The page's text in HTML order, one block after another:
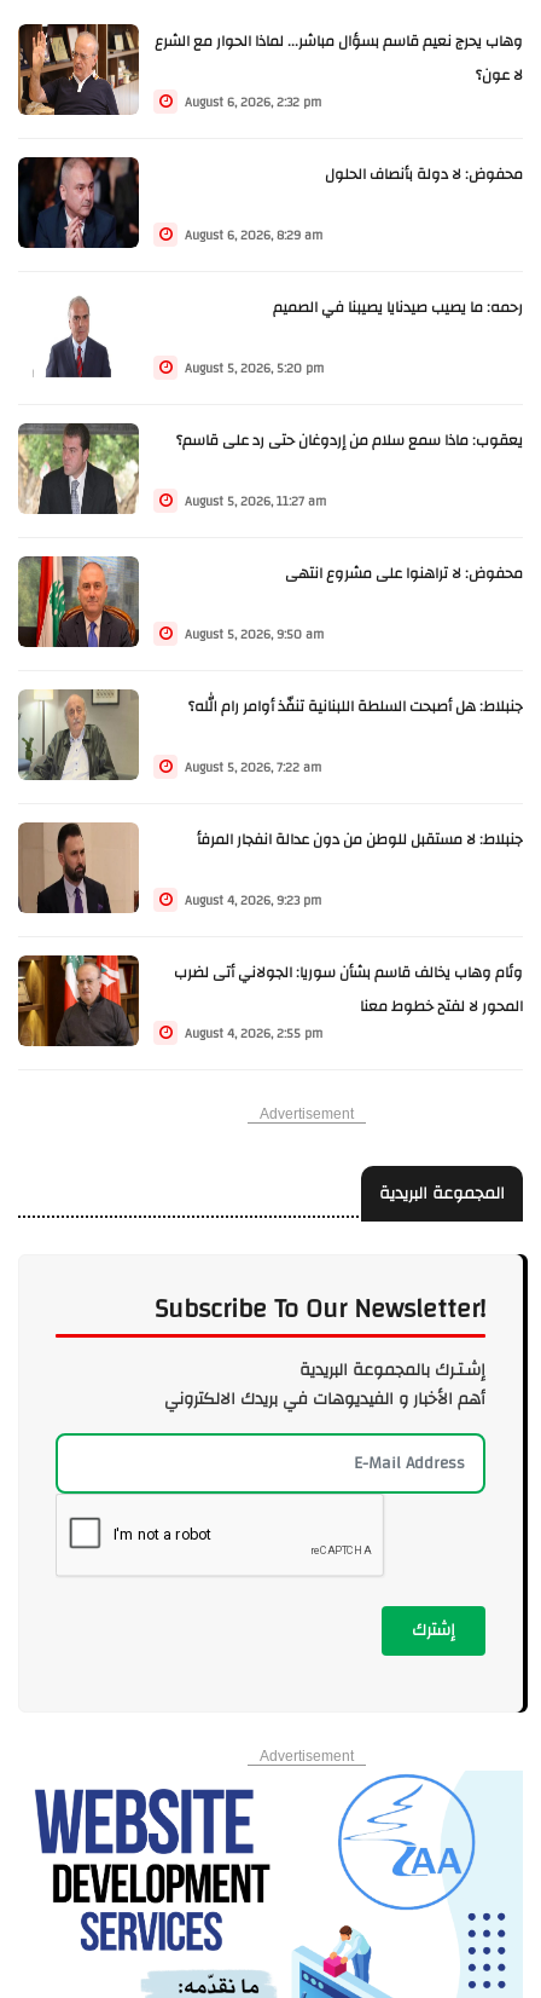
وهاب يحرج نعيم قاسم بسؤال مباشر... لماذا الحوار مع الشرع
لا عون؟
August 6, 2026, 2:32 pm
محفوض: لا دولة بأنصاف الحلول
August 6, 2026, 8:29 am
رحمه: ما يصيب صيدنايا يصيبنا في الصميم
August 5, 2026, 5:20 pm
يعقوب: ماذا سمع سلام من إردوغان حتى رد على قاسم؟
August 5, 2026, 11:27 am
محفوض: لا تراهنوا على مشروع انتهى
August 5, 2026, 9:50 am
جنبلاط: هل أصبحت السلطة اللبنانية تنفّذ أوامر رام الله؟
August 5, 2026, 7:22 am
جنبلاط: لا مستقبل للوطن من دون عدالة انفجار المرفأ
August 4, 2026, 9:23 pm
وئام وهاب يخالف قاسم بشأن سوريا: الجولاني أتى لضرب
المحور لا لفتح خطوط معنا
August 4, 2026, 2:55 pm
Advertisement
المجموعة البريدية
Subscribe To Our Newsletter!
إشـتـرك بالمجموعة البريدية
أهم الأخبار و الفيديوهات في بريدك الالكتروني
إشترك
Advertisement